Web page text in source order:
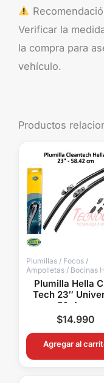
Verificar la
la compra para
vehículo.
Productos
Plumillas / Focos /
Ampolletas / Bocinas
Plumilla Hella
Tech 23″
58,4 cm
Limpiaparabrisas
Duración
$14.990
Agregar al